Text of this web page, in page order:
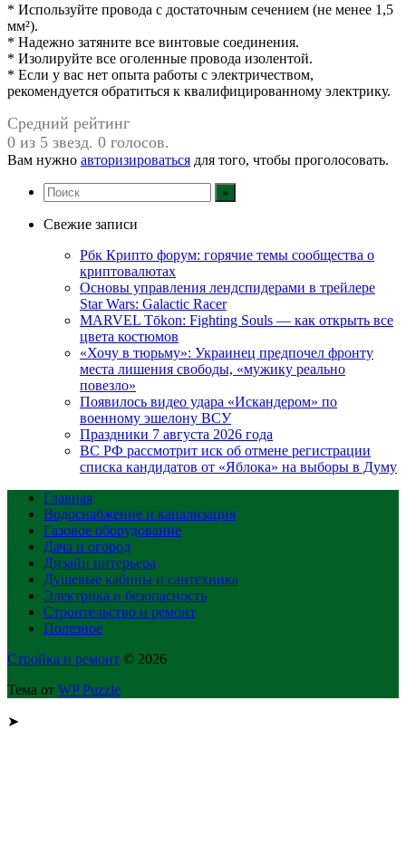
* Используйте провода с достаточным сечением (не менее 1,5
мм²).
* Надежно затяните все винтовые соединения.
* Изолируйте все оголенные провода изолентой.
* Если у вас нет опыта работы с электричеством,
рекомендуется обратиться к квалифицированному электрику.
Средний рейтинг
0 из 5 звезд. 0 голосов.
Вам нужно авторизироваться для того, чтобы проголосовать.
Свежие записи
Рбк Крипто форум: горячие темы сообщества о
криптовалютах
Основы управления лендспидерами в трейлере
Star Wars: Galactic Racer
MARVEL Tōkon: Fighting Souls — как открыть все
цвета костюмов
«Хочу в тюрьму»: Украинец предпочел фронту
места лишения свободы, «мужику реально
повезло»
Появилось видео удара «Искандером» по
военному эшелону ВСУ
Праздники 7 августа 2026 года
ВС РФ рассмотрит иск об отмене регистрации
списка кандидатов от «Яблока» на выборы в Думу
Главная
Водоснабжение и канализация
Газовое оборудование
Дача и огород
Дизайн интерьера
Душевые кабины и сантехника
Электрика и безопасность
Строительство и ремонт
Полезное
Стройка и ремонт © 2026
Тема от WP Puzzle
➤